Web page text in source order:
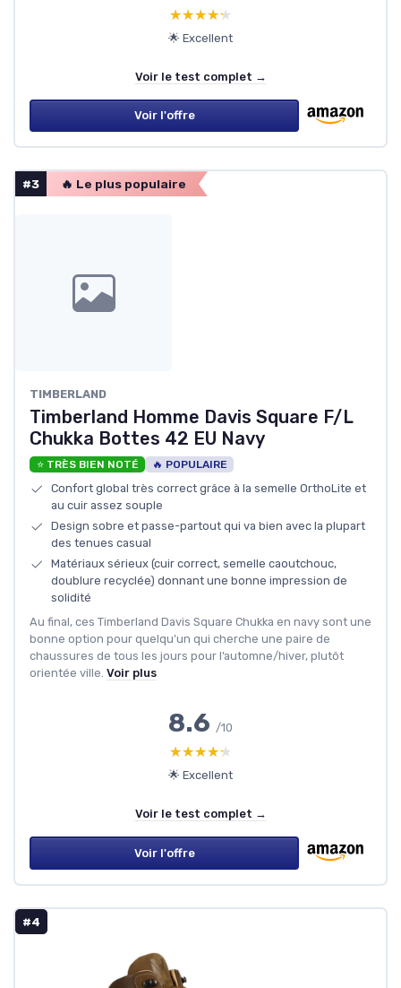
★★★★★
★★★★★
🌟 Excellent
Voir le test complet →
Voir l'offre
#3 🔥 Le plus populaire
TIMBERLAND
Timberland Homme Davis Square F/L
Chukka Bottes 42 EU Navy
⭐ TRÈS BIEN NOTÉ 🔥 POPULAIRE
Confort global très correct grâce à la semelle OrthoLite et
au cuir assez souple
Design sobre et passe-partout qui va bien avec la plupart
des tenues casual
Matériaux sérieux (cuir correct, semelle caoutchouc,
doublure recyclée) donnant une bonne impression de
solidité
Au final, ces Timberland Davis Square Chukka en navy sont une
bonne option pour quelqu’un qui cherche une paire de
chaussures de tous les jours pour l’automne/hiver, plutôt
orientée ville. Voir plus
8.6 /10
★★★★★
★★★★★
🌟 Excellent
Voir le test complet →
Voir l'offre
#4